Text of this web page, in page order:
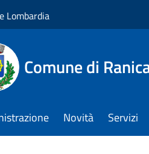
Lombardia
Comune di
Novità Servizi